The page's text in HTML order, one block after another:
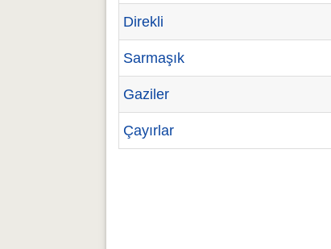
Direkli
Sarmaşık
Gaziler
Çayırlar